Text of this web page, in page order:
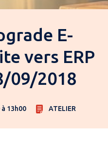
E-
vers ERP
09/2018
13h00 ATELIER